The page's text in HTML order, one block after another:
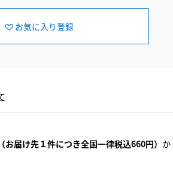
お気に入り登録
お届け先１件につき全国一律税込660円） か